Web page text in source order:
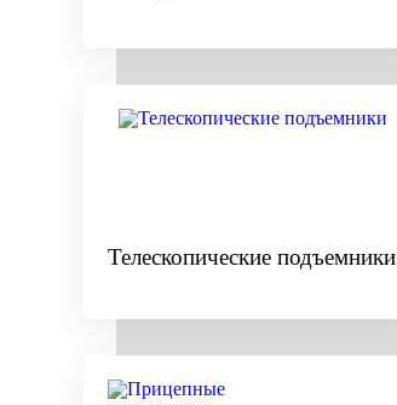
Телескопические подъемники